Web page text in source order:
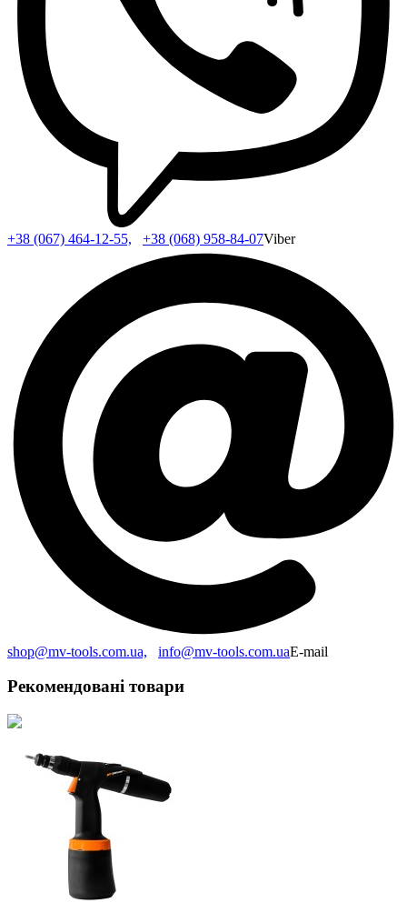
+38 (067) 464-12-55, +38 (068) 958-84-07Viber
shop@mv-tools.com.ua, info@mv-tools.com.uaE-mail
Рекомендовані товари